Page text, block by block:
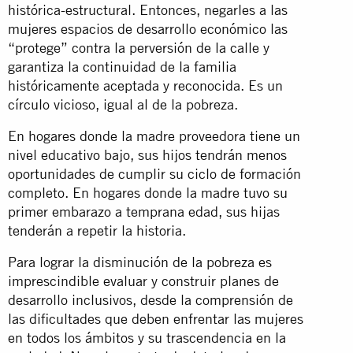
histórica-estructural. Entonces, negarles a las
mujeres espacios de desarrollo económico las
“protege” contra la perversión de la calle y
garantiza la continuidad de la familia
históricamente aceptada y reconocida. Es un
círculo vicioso, igual al de la pobreza.
En hogares donde la madre proveedora tiene un
nivel educativo bajo, sus hijos tendrán menos
oportunidades de cumplir su ciclo de formación
completo. En hogares donde la madre tuvo su
primer embarazo a temprana edad, sus hijas
tenderán a repetir la historia.
Para lograr la disminución de la pobreza es
imprescindible evaluar y construir planes de
desarrollo inclusivos, desde la comprensión de
las dificultades que deben enfrentar las mujeres
en todos los ámbitos y su trascendencia en la